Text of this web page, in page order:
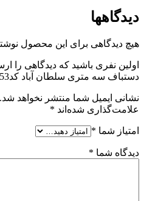
دیدگاهها
هیچ دیدگاهی برای این محصول
اولین نفری باشید که دیدگاهی را
دستباف سه متری سلطان آباد کد050453”
نشانی ایمیل شما منتشر نخواهد شد.
علامت‌گذاری شده‌اند *
امتیاز شما *
دیدگاه شما *